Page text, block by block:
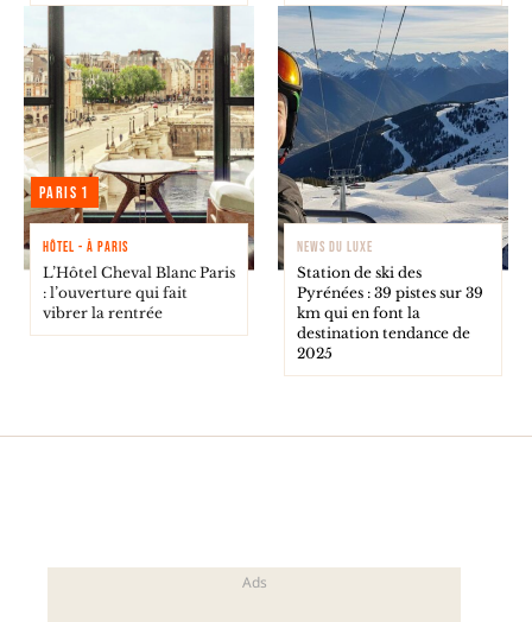
Paris 1
HÔTEL - À PARIS
L’Hôtel Cheval Blanc Paris
: l’ouverture qui fait
vibrer la rentrée
NEWS DU LUXE
Station de ski des
Pyrénées : 39 pistes sur 39
km qui en font la
destination tendance de
2025